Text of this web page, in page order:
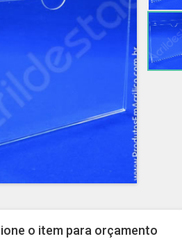
o item para orçamento